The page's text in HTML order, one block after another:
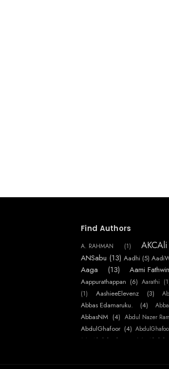
Find Authors
A. RAHMAN (1) AKCAli
ANSabu (13) Aadhi (5)
Aaga (13) Aami
Aappurathappan (6) Aarathi
(1)
AashieeElevenz (3)
Abbas Edamaruku. (4)
AbbasNM (4) Abdul Nazer
AbdulGhafoor (4)
(1)
AbdulHakeem (7)